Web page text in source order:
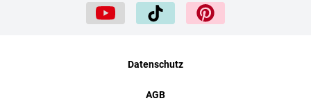
Datenschutz
AGB